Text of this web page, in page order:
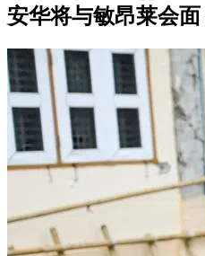
安华将与敏昂莱会